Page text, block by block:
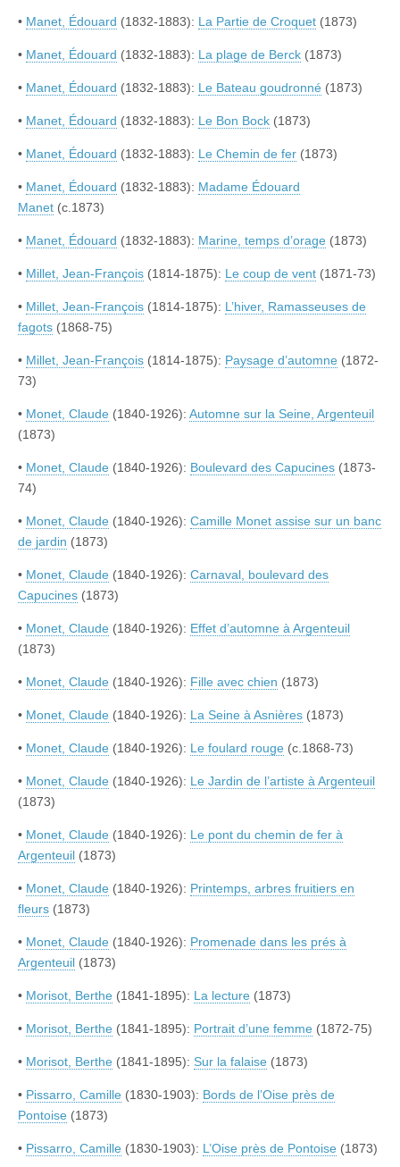
• Manet, Édouard (1832-1883): La Partie de Croquet (1873)
• Manet, Édouard (1832-1883): La plage de Berck (1873)
• Manet, Édouard (1832-1883): Le Bateau goudronné (1873)
• Manet, Édouard (1832-1883): Le Bon Bock (1873)
• Manet, Édouard (1832-1883): Le Chemin de fer (1873)
• Manet, Édouard (1832-1883): Madame Édouard
Manet (c.1873)
• Manet, Édouard (1832-1883): Marine, temps d’orage (1873)
• Millet, Jean-François (1814-1875): Le coup de vent (1871-73)
• Millet, Jean-François (1814-1875): L’hiver, Ramasseuses de
fagots (1868-75)
• Millet, Jean-François (1814-1875): Paysage d’automne (1872-
73)
• Monet, Claude (1840-1926): Automne sur la Seine, Argenteuil
(1873)
• Monet, Claude (1840-1926): Boulevard des Capucines (1873-
74)
• Monet, Claude (1840-1926): Camille Monet assise sur un banc
de jardin (1873)
• Monet, Claude (1840-1926): Carnaval, boulevard des
Capucines (1873)
• Monet, Claude (1840-1926): Effet d’automne à Argenteuil
(1873)
• Monet, Claude (1840-1926): Fille avec chien (1873)
• Monet, Claude (1840-1926): La Seine à Asnières (1873)
• Monet, Claude (1840-1926): Le foulard rouge (c.1868-73)
• Monet, Claude (1840-1926): Le Jardin de l’artiste à Argenteuil
(1873)
• Monet, Claude (1840-1926): Le pont du chemin de fer à
Argenteuil (1873)
• Monet, Claude (1840-1926): Printemps, arbres fruitiers en
fleurs (1873)
• Monet, Claude (1840-1926): Promenade dans les prés à
Argenteuil (1873)
• Morisot, Berthe (1841-1895): La lecture (1873)
• Morisot, Berthe (1841-1895): Portrait d’une femme (1872-75)
• Morisot, Berthe (1841-1895): Sur la falaise (1873)
• Pissarro, Camille (1830-1903): Bords de l’Oise près de
Pontoise (1873)
• Pissarro, Camille (1830-1903): L’Oise près de Pontoise (1873)